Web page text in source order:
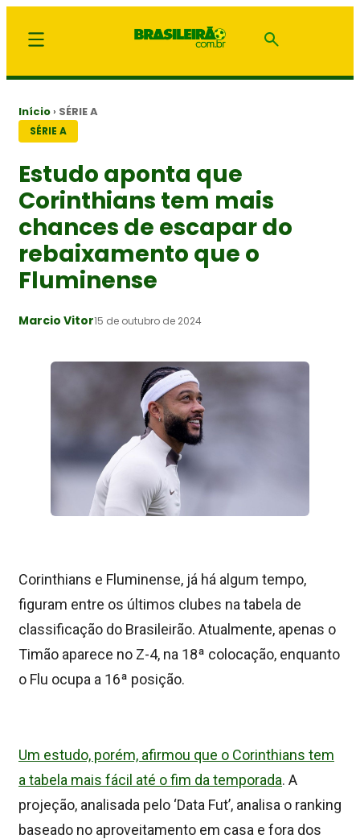
Início › SÉRIE A
SÉRIE A
Estudo aponta que
Corinthians tem mais
chances de escapar do
rebaixamento que o
Fluminense
Marcio Vitor15 de outubro de 2024
Corinthians e Fluminense, já há algum tempo,
figuram entre os últimos clubes na tabela de
classificação do Brasileirão. Atualmente, apenas o
Timão aparece no Z-4, na 18ª colocação, enquanto
o Flu ocupa a 16ª posição.
Um estudo, porém, afirmou que o Corinthians tem
a tabela mais fácil até o fim da temporada. A
projeção, analisada pelo ‘Data Fut’, analisa o ranking
baseado no aproveitamento em casa e fora dos